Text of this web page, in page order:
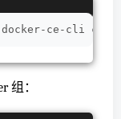
ce-cli
组：